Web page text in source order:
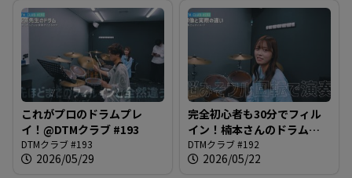
これがプロのドラムプレ
イ！@DTMクラブ #193
DTMクラブ #193
2026/05/29
完全初心者も30分でフィル
イン！楠本さんのドラム体
験レッスン！＠DTMクラブ
#192
DTMクラブ #192
2026/05/22